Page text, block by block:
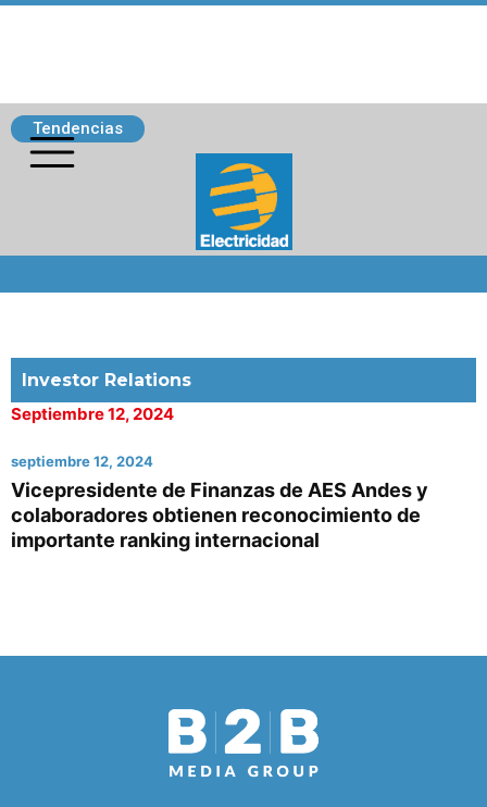
Tendencias
Investor Relations
Septiembre 12, 2024
septiembre 12, 2024
Vicepresidente de Finanzas de AES Andes y
colaboradores obtienen reconocimiento de
importante ranking internacional